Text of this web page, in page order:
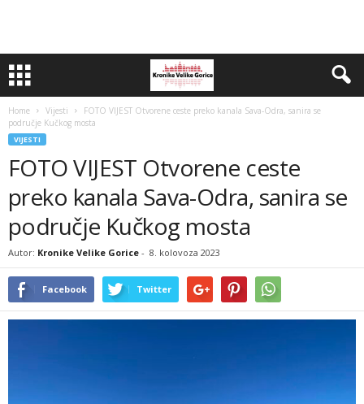
Home Vijesti
FOTO VIJEST Otvorene ceste preko kanala Sava-Odra, sanira se
područje Kučkog mosta
VIJESTI
FOTO VIJEST Otvorene ceste
preko kanala Sava-Odra, sanira se
područje Kučkog mosta
Autor: Kronike Velike Gorice - 8. kolovoza 2023
Facebook Twitter